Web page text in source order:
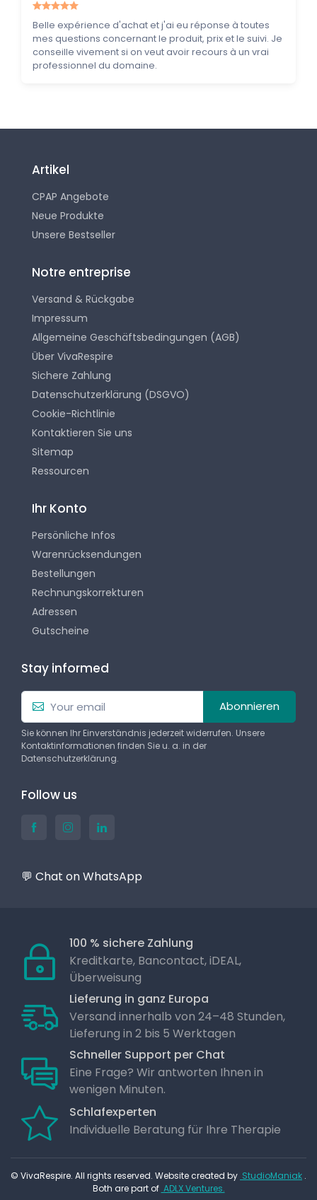
Belle expérience d'achat et j'ai eu réponse à toutes
mes questions concernant le produit, prix et le suivi. Je
conseille vivement si on veut avoir recours à un vrai
professionnel du domaine.
Artikel
CPAP Angebote
Neue Produkte
Unsere Bestseller
Notre entreprise
Versand & Rückgabe
Impressum
Allgemeine Geschäftsbedingungen (AGB)
Über VivaRespire
Sichere Zahlung
Datenschutzerklärung (DSGVO)
Cookie-Richtlinie
Kontaktieren Sie uns
Sitemap
Ressourcen
Ihr Konto
Persönliche Infos
Warenrücksendungen
Bestellungen
Rechnungskorrekturen
Adressen
Gutscheine
Stay informed
Abonnieren
Sie können Ihr Einverständnis jederzeit widerrufen. Unsere
Kontaktinformationen finden Sie u. a. in der
Datenschutzerklärung.
Follow us
💬 Chat on WhatsApp
100 % sichere Zahlung
Kreditkarte, Bancontact, iDEAL,
Überweisung
Lieferung in ganz Europa
Versand innerhalb von 24–48 Stunden,
Lieferung in 2 bis 5 Werktagen
Schneller Support per Chat
Eine Frage? Wir antworten Ihnen in
wenigen Minuten.
Schlafexperten
Individuelle Beratung für Ihre Therapie
© VivaRespire. All rights reserved. Website created by StudioManiak .
Both are part of ADLX Ventures.